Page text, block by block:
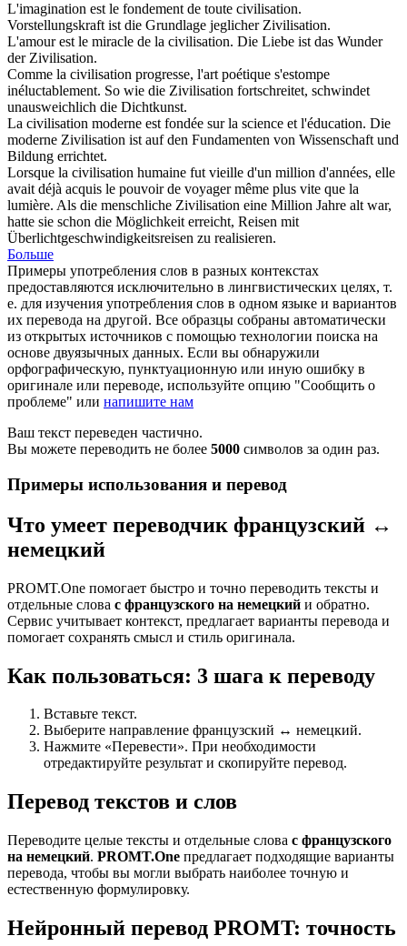
L'imagination est le fondement de toute civilisation.
Vorstellungskraft ist die Grundlage jeglicher Zivilisation.
L'amour est le miracle de la civilisation. Die Liebe ist das Wunder
der Zivilisation.
Comme la civilisation progresse, l'art poétique s'estompe
inéluctablement. So wie die Zivilisation fortschreitet, schwindet
unausweichlich die Dichtkunst.
La civilisation moderne est fondée sur la science et l'éducation. Die
moderne Zivilisation ist auf den Fundamenten von Wissenschaft und
Bildung errichtet.
Lorsque la civilisation humaine fut vieille d'un million d'années, elle
avait déjà acquis le pouvoir de voyager même plus vite que la
lumière. Als die menschliche Zivilisation eine Million Jahre alt war,
hatte sie schon die Möglichkeit erreicht, Reisen mit
Überlichtgeschwindigkeitsreisen zu realisieren.
Больше
Примеры употребления слов в разных контекстах
предоставляются исключительно в лингвистических целях, т.
е. для изучения употребления слов в одном языке и вариантов
их перевода на другой. Все образцы собраны автоматически
из открытых источников с помощью технологии поиска на
основе двуязычных данных. Если вы обнаружили
орфографическую, пунктуационную или иную ошибку в
оригинале или переводе, используйте опцию "Сообщить о
проблеме" или напишите нам
Ваш текст переведен частично.
Вы можете переводить не более 5000 символов за один раз.
Примеры использования и перевод
Что умеет переводчик французский ↔
немецкий
PROMT.One помогает быстро и точно переводить тексты и
отдельные слова с французского на немецкий и обратно.
Сервис учитывает контекст, предлагает варианты перевода и
помогает сохранять смысл и стиль оригинала.
Как пользоваться: 3 шага к переводу
Вставьте текст.
Выберите направление французский ↔ немецкий.
Нажмите «Перевести». При необходимости
отредактируйте результат и скопируйте перевод.
Перевод текстов и слов
Переводите целые тексты и отдельные слова с французского
на немецкий. PROMT.One предлагает подходящие варианты
перевода, чтобы вы могли выбрать наиболее точную и
естественную формулировку.
Нейронный перевод PROMT: точность